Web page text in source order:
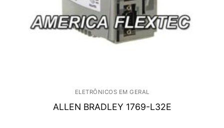
ELETRÔNICOS EM GERAL
ALLEN BRADLEY 1769-L32E